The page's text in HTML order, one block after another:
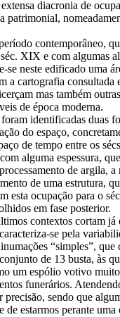
diacronia de
contemporâneo,
XIX e com algumas
neste edificado uma
a cartografia
mas também
de época moderna.
identificadas duas
do espaço,
de tempo entre os
alguma espessura,
de argila,
de uma estrutura,
esta ocupação para o
em fase posterior.
contextos cortam
se pela
“simples”,
de 13 busta, às
um espólio votivo
funerários.
sendo que
estarmos perante